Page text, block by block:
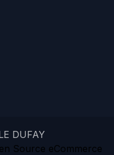
DUFAY
Source eCommerce